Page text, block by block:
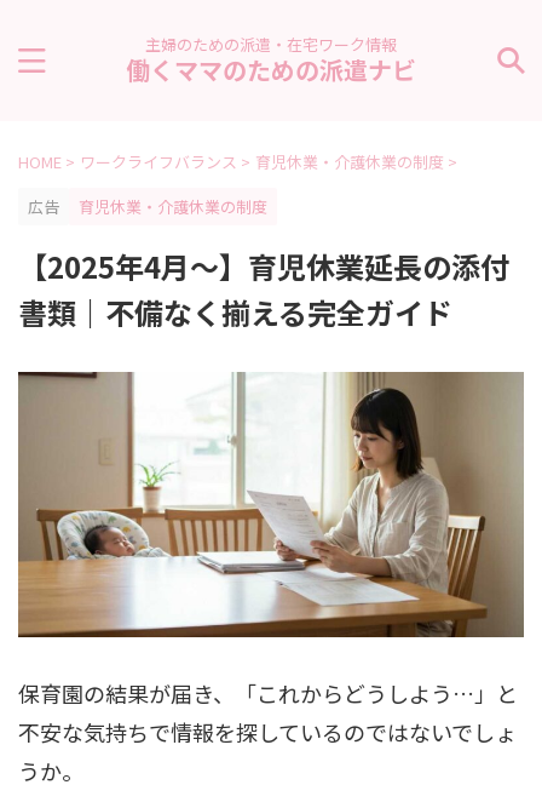
主婦のための派遣・在宅ワーク情報
働くママのための派遣ナビ
HOME > ワークライフバランス > 育児休業・介護休業の制度 >
広告
育児休業・介護休業の制度
【2025年4月〜】育児休業延長の添付
書類｜不備なく揃える完全ガイド
保育園の結果が届き、「これからどうしよう…」と
不安な気持ちで情報を探しているのではないでしょ
うか。